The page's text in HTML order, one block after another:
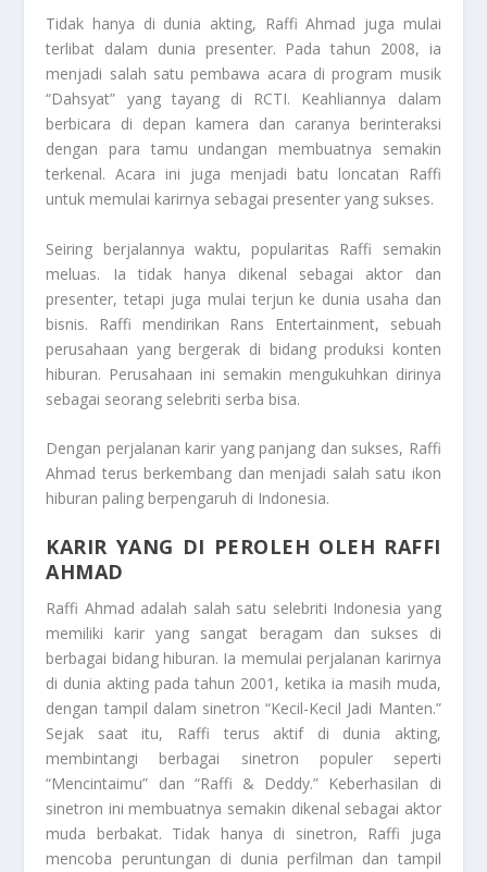
Tidak hanya di dunia akting, Raffi Ahmad juga mulai
terlibat dalam dunia presenter. Pada tahun 2008, ia
menjadi salah satu pembawa acara di program musik
“Dahsyat” yang tayang di RCTI. Keahliannya dalam
berbicara di depan kamera dan caranya berinteraksi
dengan para tamu undangan membuatnya semakin
terkenal. Acara ini juga menjadi batu loncatan Raffi
untuk memulai karirnya sebagai presenter yang sukses.
Seiring berjalannya waktu, popularitas Raffi semakin
meluas. Ia tidak hanya dikenal sebagai aktor dan
presenter, tetapi juga mulai terjun ke dunia usaha dan
bisnis. Raffi mendirikan Rans Entertainment, sebuah
perusahaan yang bergerak di bidang produksi konten
hiburan. Perusahaan ini semakin mengukuhkan dirinya
sebagai seorang selebriti serba bisa.
Dengan perjalanan karir yang panjang dan sukses, Raffi
Ahmad terus berkembang dan menjadi salah satu ikon
hiburan paling berpengaruh di Indonesia.
KARIR YANG DI PEROLEH OLEH RAFFI
AHMAD
Raffi Ahmad adalah salah satu selebriti Indonesia yang
memiliki karir yang sangat beragam dan sukses di
berbagai bidang hiburan. Ia memulai perjalanan karirnya
di dunia akting pada tahun 2001, ketika ia masih muda,
dengan tampil dalam sinetron “Kecil-Kecil Jadi Manten.”
Sejak saat itu, Raffi terus aktif di dunia akting,
membintangi berbagai sinetron populer seperti
“Mencintaimu” dan “Raffi & Deddy.” Keberhasilan di
sinetron ini membuatnya semakin dikenal sebagai aktor
muda berbakat. Tidak hanya di sinetron, Raffi juga
mencoba peruntungan di dunia perfilman dan tampil